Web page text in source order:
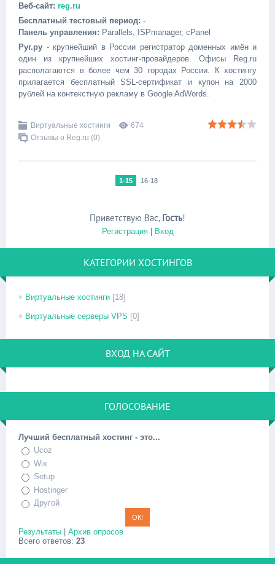
Веб-сайт: reg.ru
Бесплатный тестовый период: -
Панель управления: Parallels, ISPmanager, cPanel
Руг.ру - крупнейший в России регистратор доменных имён и
один из крупнейших хостинг-провайдеров. Офисы Reg.ru
располагаются в более чем 30 городах России. К хостингу
прилагается бесплатный SSL-сертификат и купон на 2000
рублей на контекстную рекламу в Google AdWords.
Виртуальные хостинги
674
Отзывы о Reg.ru (0)
1-15 16-18
Приветствую Вас, Гость!
Регистрация| Вход
КАТЕГОРИИ ХОСТИНГОВ
Виртуальные хостинги [18]
Виртуальные серверы VPS [0]
ВХОД НА САЙТ
ГОЛОСОВАНИЕ
Лучший бесплатный хостинг - это...
Ucoz
Wix
Setup
Hostinger
Другой
Результаты
Архив опросов
Всего ответов: 23